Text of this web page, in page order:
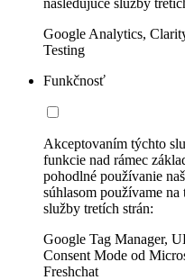
nasledujúce služby
Google Analytics,
Testing
Funkčnosť
Akceptovaním týchto
funkcie nad rámec
pohodlné používanie
súhlasom používame
služby tretích strán:
Google Tag Manager,
Consent Mode od
Freshchat